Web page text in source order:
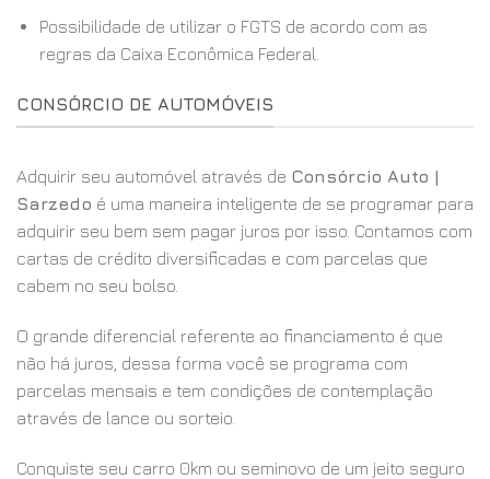
Possibilidade de utilizar o FGTS de acordo com as
regras da Caixa Econômica Federal.
CONSÓRCIO DE AUTOMÓVEIS
Adquirir seu automóvel através de Consórcio Auto |
Sarzedo é uma maneira inteligente de se programar para
adquirir seu bem sem pagar juros por isso. Contamos com
cartas de crédito diversificadas e com parcelas que
cabem no seu bolso.
O grande diferencial referente ao financiamento é que
não há juros, dessa forma você se programa com
parcelas mensais e tem condições de contemplação
através de lance ou sorteio.
Conquiste seu carro 0km ou seminovo de um jeito seguro